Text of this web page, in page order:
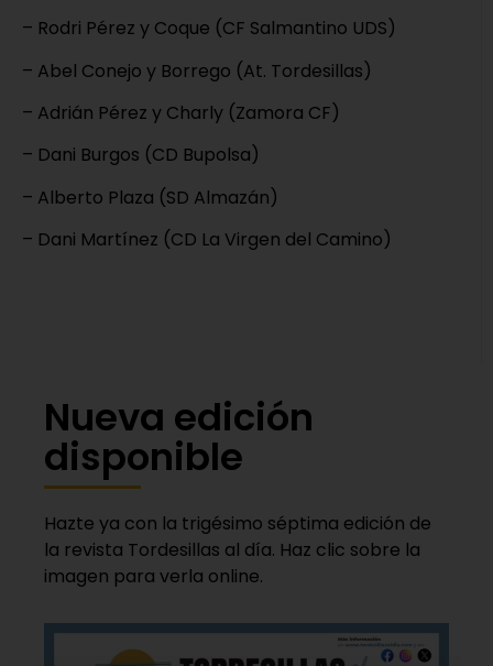
– Rodri Pérez y Coque (CF Salmantino UDS)
– Abel Conejo y Borrego (At. Tordesillas)
– Adrián Pérez y Charly (Zamora CF)
– Dani Burgos (CD Bupolsa)
– Alberto Plaza (SD Almazán)
– Dani Martínez (CD La Virgen del Camino)
Nueva edición
disponible
Hazte ya con la trigésimo séptima edición de
la revista Tordesillas al día. Haz clic sobre la
imagen para verla online.